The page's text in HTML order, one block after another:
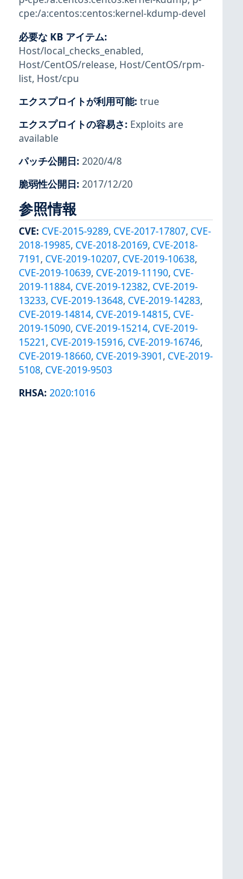
cpe:/a:centos:centos:kernel-kdump-devel
必要な KB アイテム:
Host/local_checks_enabled,
Host/CentOS/release, Host/CentOS/rpm-
list, Host/cpu
エクスプロイトが利用可能: true
エクスプロイトの容易さ: Exploits are
available
パッチ公開日: 2020/4/8
脆弱性公開日: 2017/12/20
参照情報
CVE: CVE-2015-9289, CVE-2017-17807, CVE-
2018-19985, CVE-2018-20169, CVE-2018-
7191, CVE-2019-10207, CVE-2019-10638,
CVE-2019-10639, CVE-2019-11190, CVE-
2019-11884, CVE-2019-12382, CVE-2019-
13233, CVE-2019-13648, CVE-2019-14283,
CVE-2019-14814, CVE-2019-14815, CVE-
2019-15090, CVE-2019-15214, CVE-2019-
15221, CVE-2019-15916, CVE-2019-16746,
CVE-2019-18660, CVE-2019-3901, CVE-2019-
5108, CVE-2019-9503
RHSA: 2020:1016